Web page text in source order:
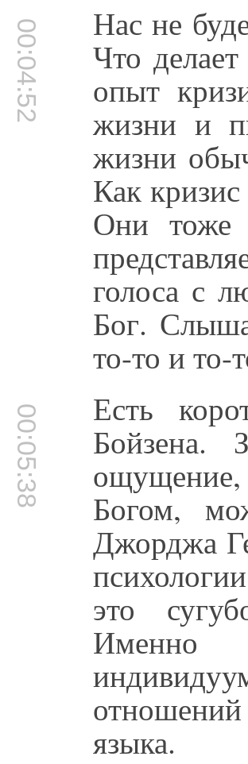
00:04:52 Нас не
Что
опыт
жизни и
жизни
Как
Они тоже
голоса с
Бог.
то-то и то-
00:05:38 Есть
Бойзена.
Богом,
Джорджа
это
Именно
языка.